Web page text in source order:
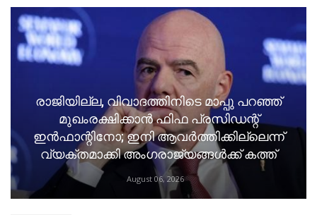
രാജിയില്ല, വിവാദത്തിനിടെ മാപ്പു പറഞ്ഞ്
മുഖംരക്ഷിക്കാൻ ഫിഫ പ്രസിഡന്റ്
ഇൻഫാന്റിനോ; ഇനി ആവർത്തിക്കില്ലെന്ന്
വ്യക്തമാക്കി അംഗരാജ്യങ്ങൾക്ക് കത്ത്
August 06, 2026